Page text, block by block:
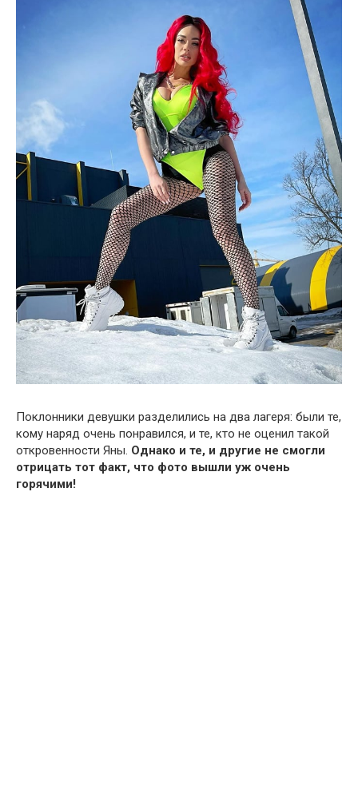
Поклонники девушки разделились на два лагеря: были те,
кому наряд очень понравился, и те, кто не оценил такой
откровенности Яны. Однако и те, и другие не смогли
отрицать тот факт, что фото вышли уж очень
горячими!